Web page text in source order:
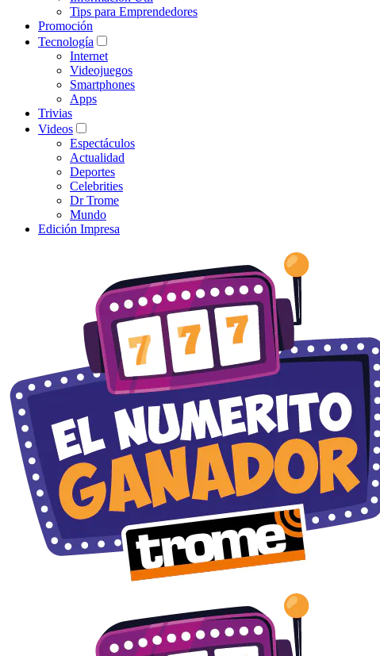
Tips para Emprendedores
Promoción
Tecnología
Internet
Videojuegos
Smartphones
Apps
Trivias
Videos
Espectáculos
Actualidad
Deportes
Celebrities
Dr Trome
Mundo
Edición Impresa